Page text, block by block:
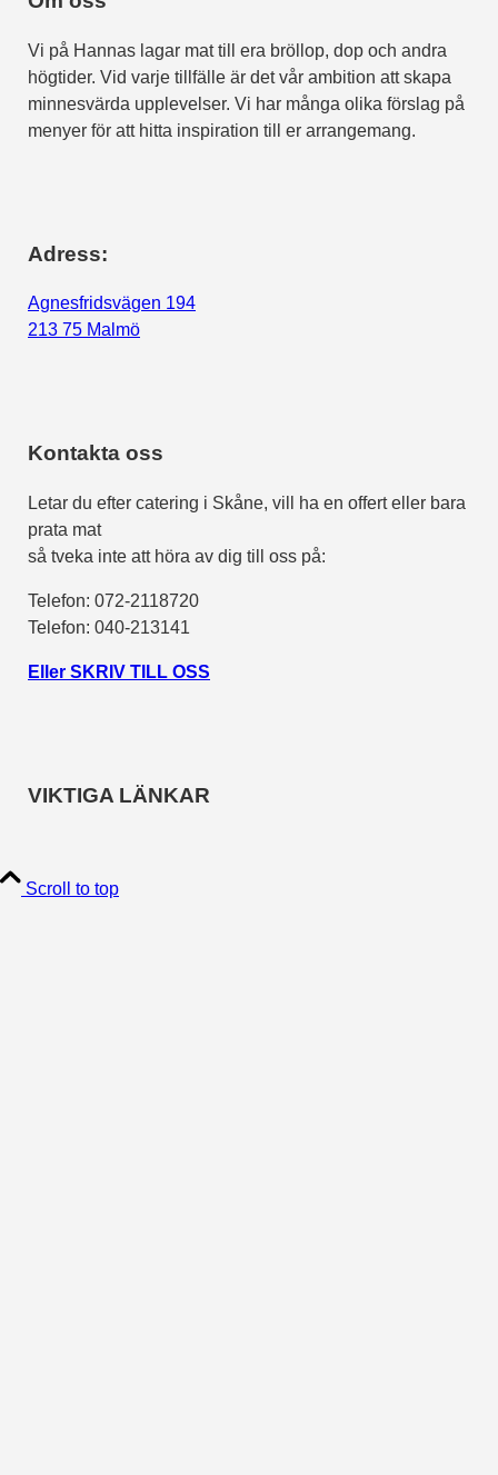
Vi på Hannas lagar mat till era bröllop, dop och andra
högtider. Vid varje tillfälle är det vår ambition att skapa
minnesvärda upplevelser. Vi har många olika förslag på
menyer för att hitta inspiration till er arrangemang.
Adress:
Agnesfridsvägen 194
213 75 Malmö
Kontakta oss
Letar du efter catering i Skåne, vill ha en offert eller bara
prata mat
så tveka inte att höra av dig till oss på:
Telefon: 072-2118720
Telefon: 040-213141
Eller SKRIV TILL OSS
VIKTIGA LÄNKAR
Scroll to top